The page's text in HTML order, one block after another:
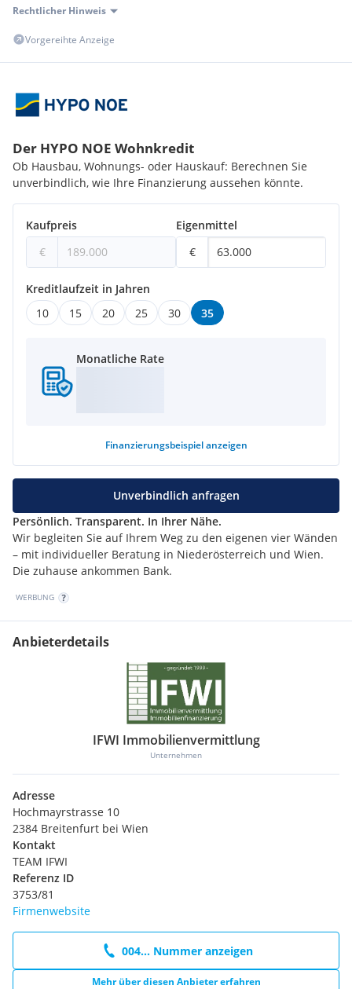
Rechtlicher Hinweis
Vorgereihte Anzeige
Der HYPO NOE Wohnkredit
Ob Hausbau, Wohnungs- oder Hauskauf: Berechnen Sie
unverbindlich, wie Ihre Finanzierung aussehen könnte.
Kaufpreis
€
Eigenmittel
€
Kreditlaufzeit in Jahren
10
15 20 25 30 35
Monatliche Rate
Finanzierungsbeispiel anzeigen
Persönlich. Transparent. In Ihrer Nähe.
Wir begleiten Sie auf Ihrem Weg zu den eigenen vier Wänden
– mit individueller Beratung in Niederösterreich und Wien.
Die zuhause ankommen Bank.
Unverbindlich anfragen
WERBUNG
Anbieterdetails
IFWI Immobilienvermittlung
Unternehmen
Adresse
Hochmayrstrasse 10
2384 Breitenfurt bei Wien
Kontakt
TEAM IFWI
Referenz ID
3753/81
Firmenwebsite
004... Nummer anzeigen
Mehr über diesen Anbieter erfahren